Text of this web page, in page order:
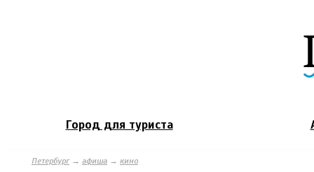
Город для туриста
Петербург→ афиша → кино